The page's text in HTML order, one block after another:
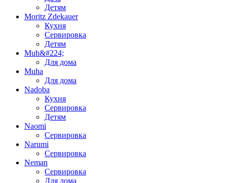
Детям
Moritz Zdekauer
Кухня
Сервировка
Детям
Muh&#224;
Для дома
Muha
Для дома
Nadoba
Кухня
Сервировка
Детям
Naomi
Сервировка
Narumi
Сервировка
Neman
Сервировка
Для дома